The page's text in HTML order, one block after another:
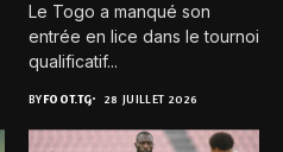
Le Togo a manqué son
entrée en lice dans le tournoi
qualificatif...
BYFOOT.TG 28 JUILLET 2026